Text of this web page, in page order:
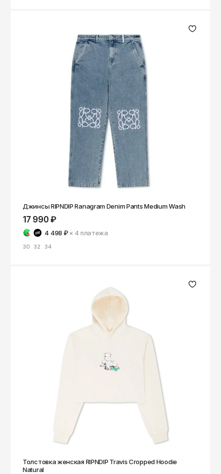
Джинсы RIPNDIP Ranagram Denim Pants Medium Wash
17 990 ₽
4 498 ₽ × 4платежа
30 32 34
Толстовка женская RIPNDIP Travis Cropped Hoodie
Natural